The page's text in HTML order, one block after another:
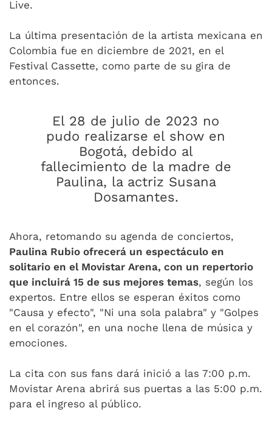
Live.
La última presentación de la artista mexicana en
Colombia fue en diciembre de 2021, en el
Festival Cassette, como parte de su gira de
entonces.
El 28 de julio de 2023 no
pudo realizarse el show en
Bogotá, debido al
fallecimiento de la madre de
Paulina, la actriz Susana
Dosamantes.
Ahora, retomando su agenda de conciertos,
Paulina Rubio ofrecerá un espectáculo en
solitario en el Movistar Arena, con un repertorio
que incluirá 15 de sus mejores temas, según los
expertos. Entre ellos se esperan éxitos como
"Causa y efecto", "Ni una sola palabra" y "Golpes
en el corazón", en una noche llena de música y
emociones.
La cita con sus fans dará inició a las 7:00 p.m.
Movistar Arena abrirá sus puertas a las 5:00 p.m.
para el ingreso al público.